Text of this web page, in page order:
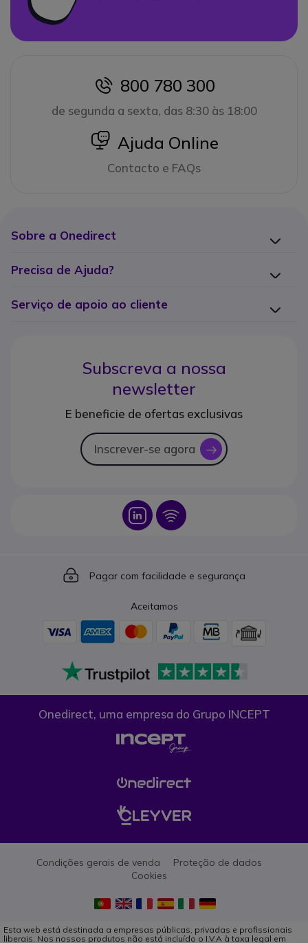
icon
800 780 300
de segunda a sexta, das 8:30 às 18:00
icon
Ajuda Online
Contacto e FAQs
Sobre a Onedirect
Precisa de Ajuda?
Serviço de apoio ao cliente
Subscreva a nossa
newsletter
E beneficie de ofertas exclusivas
Inscrever-se agora icon
Icon Icon
Icon
Pagar com facilidade e segurança
Aceitamos
Onedirect, uma empresa do Grupo INCEPT
Condições gerais de venda
Proteção de dados
Cookies
Esta web está destinada a empresas públicas, privadas e profissionais
liberais. Nos nossos produtos não está incluído o I.V.A à taxa legal em